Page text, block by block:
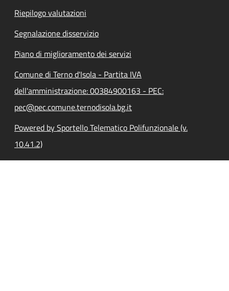
Riepilogo valutazioni
Segnalazione disservizio
Piano di miglioramento dei servizi
Comune di Terno d'Isola - Partita IVA
dell'amministrazione: 00384900163 - PEC:
pec@pec.comune.ternodisola.bg.it
Powered by Sportello Telematico Polifunzionale (v.
10.41.2)